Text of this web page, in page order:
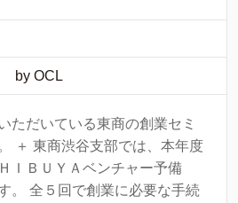
by OCL
ただいている東商の創業セミ
＋ 東商渋谷支部では、本年度
ＩＢＵＹＡベンチャー予備
。 全５回で創業に必要な手続